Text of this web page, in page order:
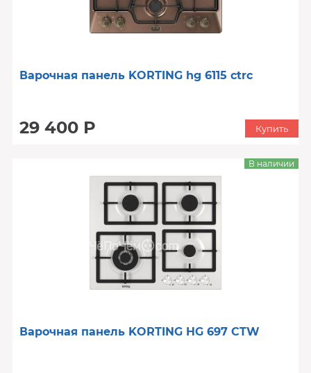
Варочная панель KORTING hg 6115 ctrc
29 400 Р Купить
Варочная панель KORTING HG 697 CTW
В наличии